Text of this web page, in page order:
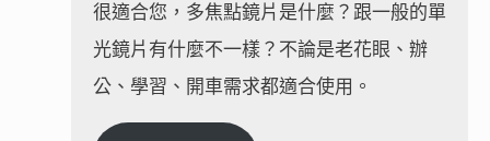
很適合您，多焦點鏡片是什麼？跟一般的單
光鏡片有什麼不一樣？不論是老花眼、辦
公、學習、開車需求都適合使用。